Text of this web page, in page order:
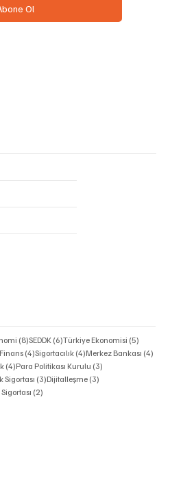
Ol
(8)8 yazı
SEDDK (6)6 yazı
Türkiye Ekonomisi (5)
5 yazı
Finans (4)4 yazı
Sigortacılık (4)4 yazı
Merkez Bankası (4)
(4)4 yazı
Para Politikası Kurulu (3)
Sigortası (3)3 yazı
Dijitalleşme (3)
(2)